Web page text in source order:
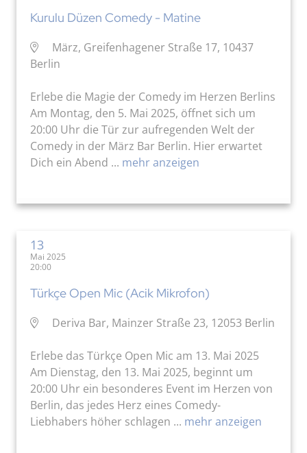
Kurulu Düzen Comedy - Matine
März, Greifenhagener Straße 17, 10437
Berlin
Erlebe die Magie der Comedy im Herzen Berlins
Am Montag, den 5. Mai 2025, öffnet sich um
20:00 Uhr die Tür zur aufregenden Welt der
Comedy in der März Bar Berlin. Hier erwartet
Dich ein Abend ... mehr anzeigen
13
Mai 2025
20:00
Türkçe Open Mic (Acik Mikrofon)
Deriva Bar, Mainzer Straße 23, 12053 Berlin
Erlebe das Türkçe Open Mic am 13. Mai 2025
Am Dienstag, den 13. Mai 2025, beginnt um
20:00 Uhr ein besonderes Event im Herzen von
Berlin, das jedes Herz eines Comedy-
Liebhabers höher schlagen ... mehr anzeigen